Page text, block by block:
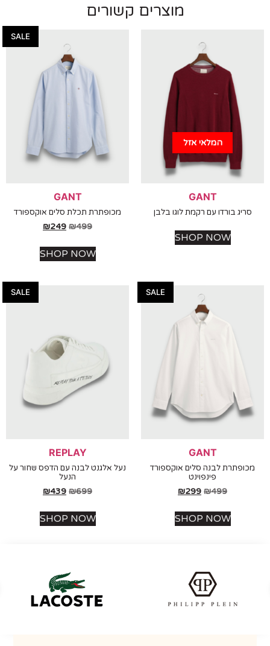
מוצרים קשורים
המלאי אזל
GANT
בורדו עם רקמת לוגו בלבן
SHOP NOW
GANT
מכופתרת תכלת סלים אוקספורד
₪
₪249
SHOP NOW
GANT
לבנה סלים אוקספורד
פינפוינט
₪
₪299
SHOP NOW
REPLAY
נעל אלגנט לבנה עם הדפס שחור על
₪
₪439
SHOP NOW